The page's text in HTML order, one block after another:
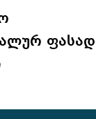
ფასად